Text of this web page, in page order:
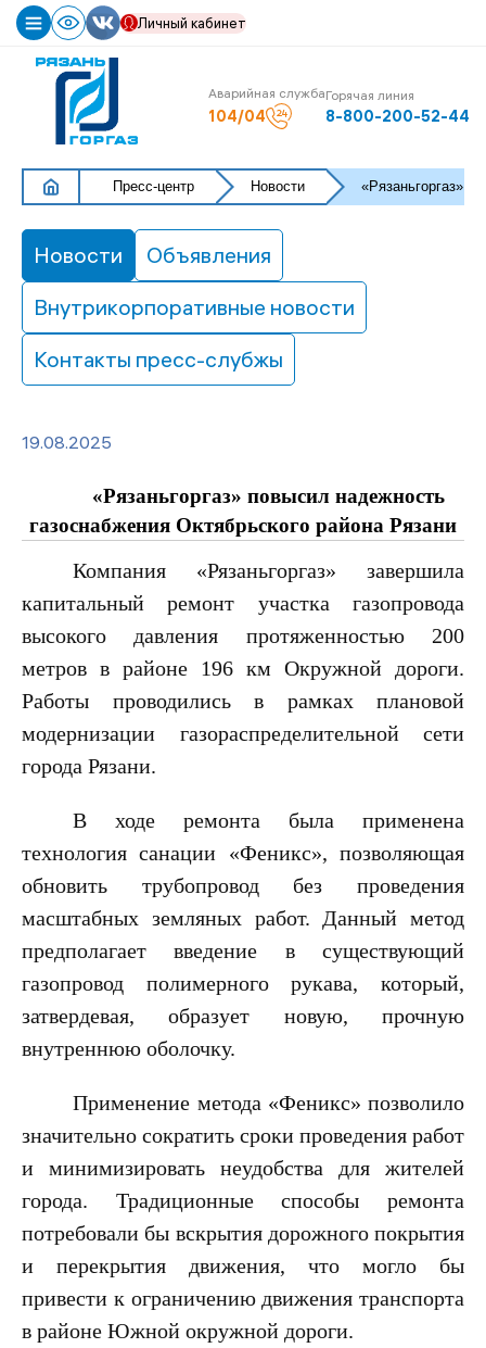
Личный кабинет
Аварийная служба
104/04
Горячая линия
8-800-200-52-44
компании
Карьера
История
Интернет-
приемная
генерального
директора
Раскрытие
информации
Закупки
непрофильных
Реквизиты
Физическим
лицам
Газификация
Техобслуживание
газового
оборудования
Правила
пользования
Пресс-
центр
Объявления
Внутрикорпоративные
новости
Контакты
пресс-
Магазин
газового
оборудования
«ПРОМЕТЕЙ»
Пресс-центр Новости «Рязаньгоргаз»
Новости
Объявления
Внутрикорпоративные новости
Контакты пресс-слубжы
19.08.2025
«Рязаньгоргаз» повысил надежность
газоснабжения Октябрьского района Рязани
Компания «Рязаньгоргаз» завершила
капитальный ремонт участка газопровода
высокого давления протяженностью 200
метров в районе 196 км Окружной дороги.
Работы проводились в рамках плановой
модернизации газораспределительной сети
города Рязани.
В ходе ремонта была применена
технология санации «Феникс», позволяющая
обновить трубопровод без проведения
масштабных земляных работ. Данный метод
предполагает введение в существующий
газопровод полимерного рукава, который,
затвердевая, образует новую, прочную
внутреннюю оболочку.
Применение метода «Феникс» позволило
значительно сократить сроки проведения работ
и минимизировать неудобства для жителей
города. Традиционные способы ремонта
потребовали бы вскрытия дорожного покрытия
и перекрытия движения, что могло бы
привести к ограничению движения транспорта
в районе Южной окружной дороги.